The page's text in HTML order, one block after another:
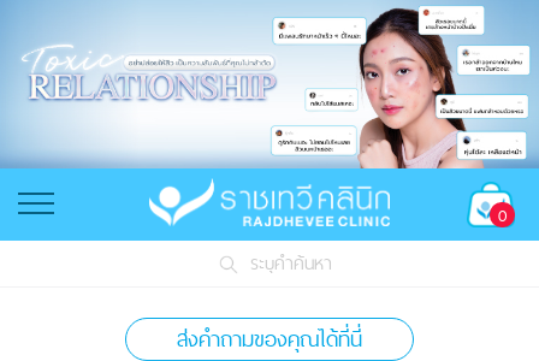
0
ระบุคำค้นหา
ส่งคำถามของคุณได้ที่นี่